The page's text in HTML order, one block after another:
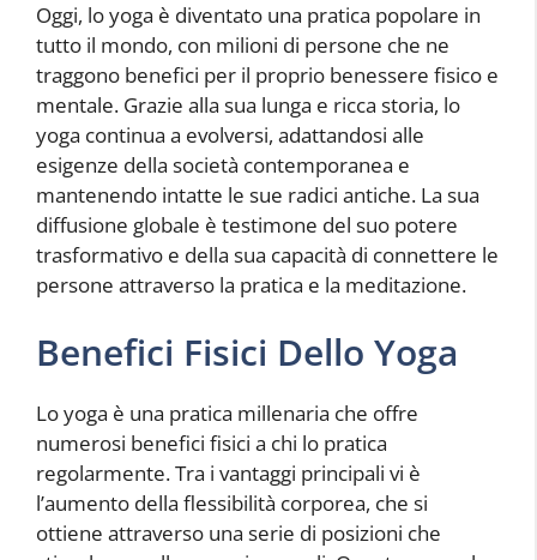
Oggi, lo yoga è diventato una pratica popolare in
tutto il mondo, con milioni di persone che ne
traggono benefici per il proprio benessere fisico e
mentale. Grazie alla sua lunga e ricca storia, lo
yoga continua a evolversi, adattandosi alle
esigenze della società contemporanea e
mantenendo intatte le sue radici antiche. La sua
diffusione globale è testimone del suo potere
trasformativo e della sua capacità di connettere le
persone attraverso la pratica e la meditazione.
Benefici Fisici Dello Yoga
Lo yoga è una pratica millenaria che offre
numerosi benefici fisici a chi lo pratica
regolarmente. Tra i vantaggi principali vi è
l’aumento della flessibilità corporea, che si
ottiene attraverso una serie di posizioni che